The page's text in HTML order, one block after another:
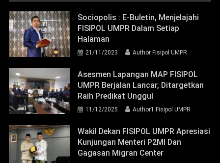
Sociopolis : E-Buletin, Menjelajahi
FISIPOL UMPR Dalam Setiap
Halaman
21/11/2023 Author Fisipol UMPR
Asesmen Lapangan MAP FISIPOL
UMPR Berjalan Lancar, Ditargetkan
Raih Predikat Unggul
11/12/2025 Author1 Fisipol UMPR
Wakil Dekan FISIPOL UMPR Apresiasi
Kunjungan Menteri P2MI Dan
Gagasan Migran Center